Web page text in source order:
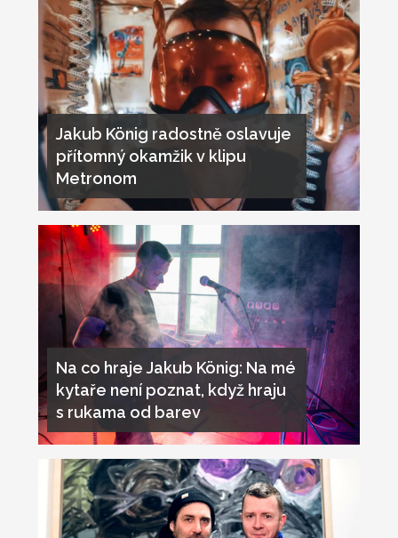
Jakub König radostně oslavuje
přítomný okamžik v klipu
Metronom
Na co hraje Jakub König: Na mé
kytaře není poznat, když hraju
s rukama od barev